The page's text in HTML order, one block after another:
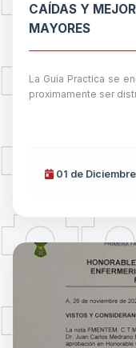
CAÍDAS Y
MAYORES
La Guía Practica se
proximamente ser
01 de Diciembre